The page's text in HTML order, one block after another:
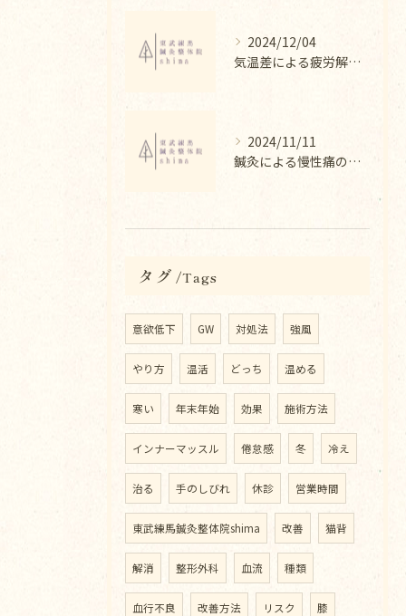
2024/12/04
気温差による疲労解消法と整体
2024/11/11
鍼灸による慢性痛の改善法
タグ Tags
意欲低下 GW 対処法 強風
やり方 温活 どっち 温める
寒い 年末年始 効果 施術方法
インナーマッスル 倦怠感 冬 冷え
治る 手のしびれ 休診 営業時間
東武練馬鍼灸整体院shima 改善 猫背
解消 整形外科 血流 種類
血行不良 改善方法 リスク 膝